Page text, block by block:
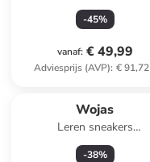
-45%
vanaf: € 49,99
Adviesprijs (AVP): € 91,72
Wojas
Leren sneakers
bruin/goudkleurig
-38%